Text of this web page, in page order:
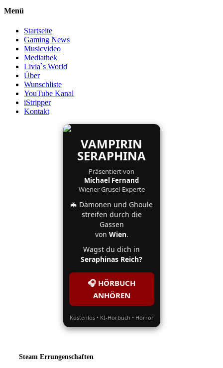
Menü
Startseite
Gaming News
Musicvideo
Mediathek
Livia`s World
Über
Wunschliste
YouTube Kanal
iStripper
Kontakt
VAMPIRIN
SERAPHINA
Präsentiert von
Michael Fernand
Wiener Grusel-Experte
🦇 Dämonen und Ghoule
streifen durch die
Gassen
von Wien.
Wagst du dich in
Seraphinas Reich?
🎧 HÖRBUCH
ANHÖREN
Kostenlos • KI-Hörbuch • Horror
Steam Errungenschaften